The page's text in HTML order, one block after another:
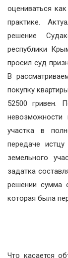
оцениваться
практике.
решение
республики
просил суд
В
покупку
52500 гривен.
участка в
передаче
земельного
задатка
решении сумма
которая была
Что касается